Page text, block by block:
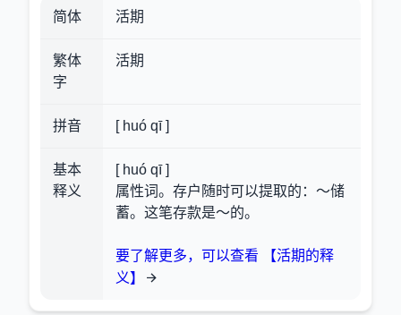
简体 活期
繁体
字
活期
拼音 [ huó qī ]
基本
释义
[ huó qī ]
属性词。存户随时可以提取的：～储
蓄。这笔存款是～的。
要了解更多，可以查看 【活期的释
义】